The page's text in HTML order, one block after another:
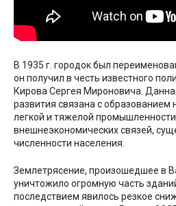
В 1935 г. городок был
он получил в честь известного
Кирова Сергея Мироновича.
развития связана с образованием
легкой и тяжелой
внешнеэкономических связей,
численности населения.
Землетрясение, произошедшее в
уничтожило огромную часть
последствием явилось резкое